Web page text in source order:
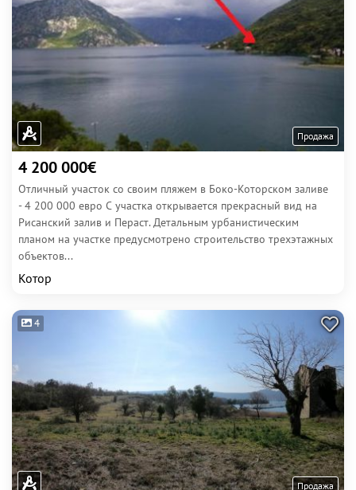
Продажа
4 200 000€
Отличный участок со своим пляжем в Боко-Которском заливе
- 4 200 000 евро С участка открывается прекрасный вид на
Рисанский залив и Пераст. Детальным урбанистическим
планом на участке предусмотрено строительство трехэтажных
объектов...
Котор
4
Продажа